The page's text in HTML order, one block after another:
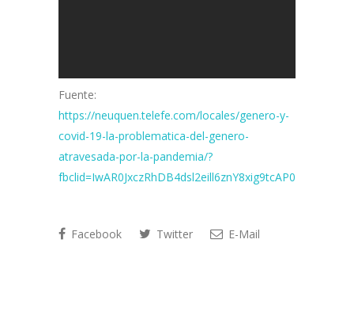
Fuente:
https://neuquen.telefe.com/locales/genero-y-
covid-19-la-problematica-del-genero-
atravesada-por-la-pandemia/?
Facebook Twitter E-Mail